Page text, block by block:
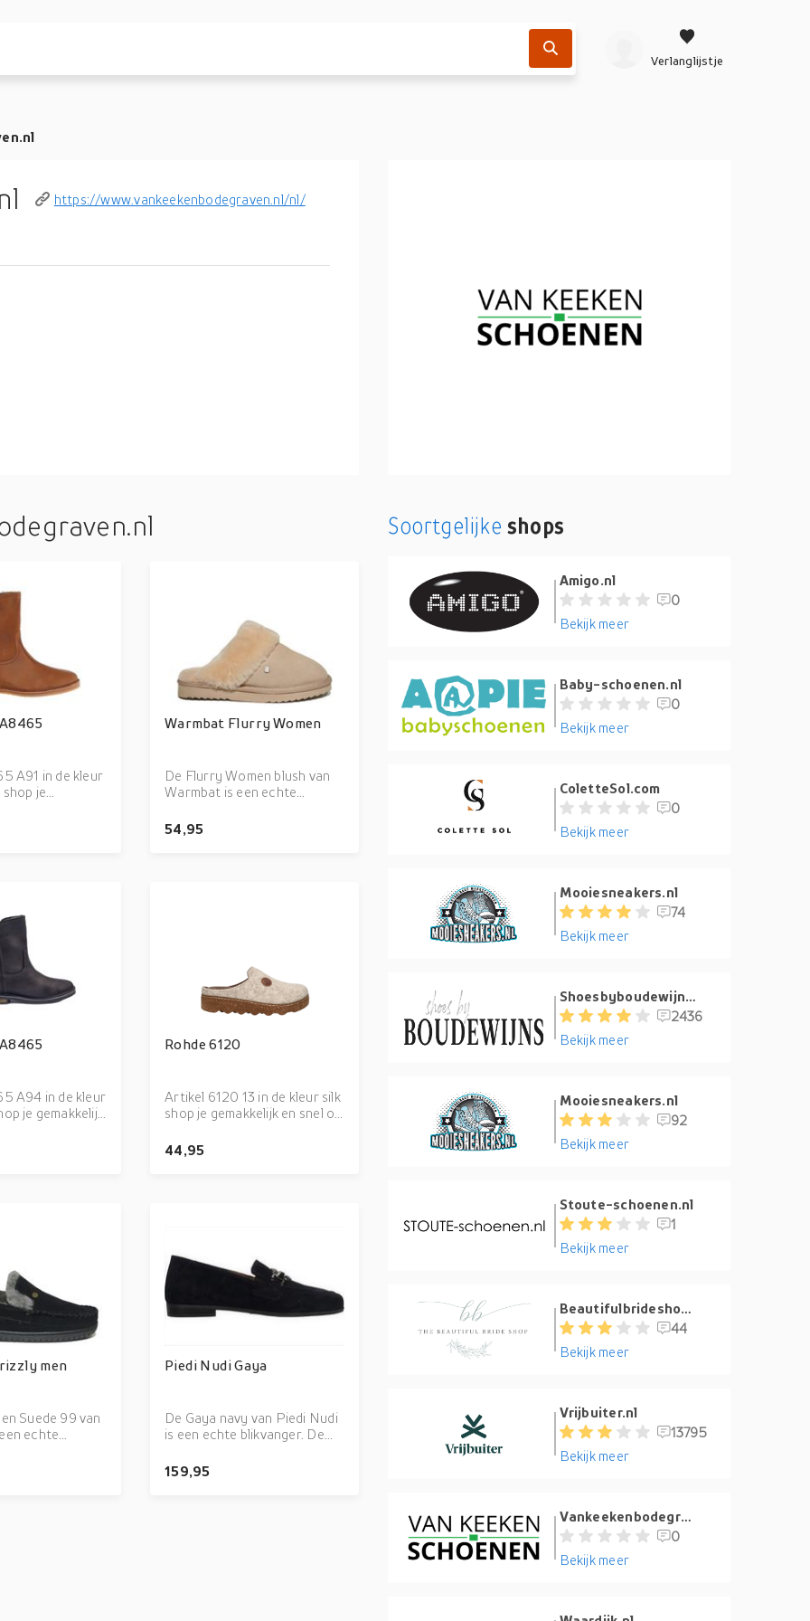
Verlanglijstje
https://www.vankeekenbodegraven.nl/nl/
de kleur
je
de gehele
AQA Shoes
Warmbat Flurry Women
De Flurry Women blush van
Warmbat is een echte
blush is uitgevoerd in de kleur
Blush (roze). Bekijk ook onze
54,95
de kleur
je gemakkelijk
collectie van
Rohde 6120
Artikel 6120 13 in de kleur silk
shop je gemakkelijk en snel op
gehele collectie van Rohde
online
44,95
men
Suede 99 van
echte
in de
ook onze
Piedi Nudi Gaya
De Gaya navy van Piedi Nudi
is een echte blikvanger. De
kleur Navy. Bekijk ook onze
overige collectie van Piedi
159,95
Soortgelijke shops
Amigo.nl
0
Bekijk meer
Baby-schoenen.nl
0
Bekijk meer
ColetteSol.com
0
Bekijk meer
Mooiesneakers.nl
74
Bekijk meer
Shoesbyboudewijns.nl
2436
Bekijk meer
Mooiesneakers.nl
92
Bekijk meer
Stoute-schoenen.nl
1
Bekijk meer
Beautifulbrideshop.nl
44
Bekijk meer
Vrijbuiter.nl
13795
Bekijk meer
Vankeekenbodegraven.nl
0
Bekijk meer